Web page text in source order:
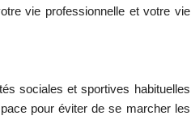
vie professionnelle et votre vie
sociales et sportives habituelles
pour éviter de se marcher les